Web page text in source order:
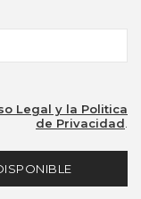
Legal y la Politica
de Privacidad